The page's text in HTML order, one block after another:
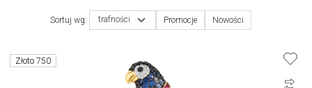
Sortuj wg: trafności Promocje Nowości
Złoto 750